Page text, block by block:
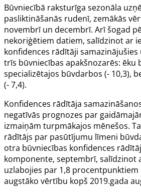
Būvniecībā raksturīga sezonāla
pasliktināšanās rudenī, zemākās
novembrī un decembrī. Arī šogad
nekoriģētiem datiem, salīdzinot ar
konfidences rādītāji samazinājušies
trīs būvniecības apakšnozarēs: ēku
specializētajos būvdarbos (- 10,3),
(- 7,4).
Konfidences rādītāja
negatīvās prognozes par
izmaiņām turpmākajos mēnešos.
rādītājs par pasūtījumu līmeni
otra būvniecības konfidences
komponente, septembrī, salīdzinot
uzlabojies par 1,8 procentpunktiem
augstāko vērtību kopš 2019.gada